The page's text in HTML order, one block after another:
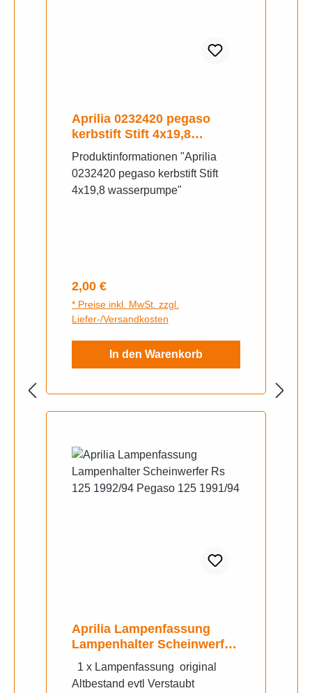
Aprilia 0232420 pegaso
kerbstift Stift 4x19,8
wasserpumpe
Produktinformationen "Aprilia
0232420 pegaso kerbstift Stift
4x19,8 wasserpumpe"
Regulärer Preis:
2,00 €
* Preise inkl. MwSt. zzgl.
Liefer-/Versandkosten
In den Warenkorb
Aprilia Lampenfassung
Lampenhalter Scheinwerfer
Rs 125 1992/94 Pegaso 125
1991/94
1 x Lampenfassung original
Altbestand evtl Verstaubt